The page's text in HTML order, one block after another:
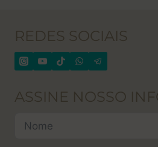
REDES SOCIAIS
ASSINE NOSSO